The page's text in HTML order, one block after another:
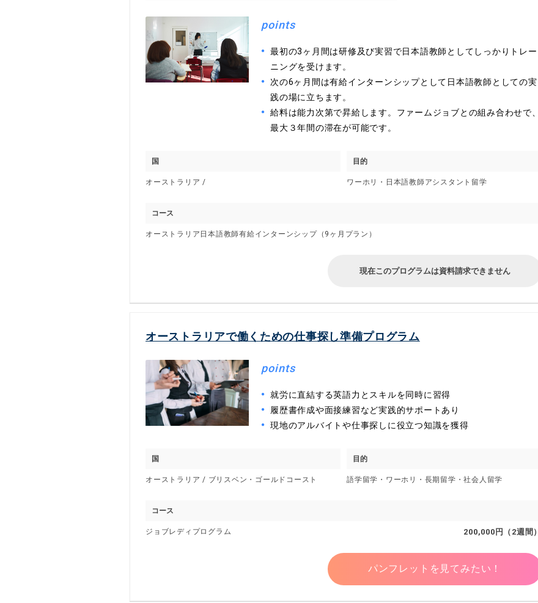
points
最初の3ヶ月間は研修及び実習で日本語教師としてしっかりトレー
ニングを受けます。
次の6ヶ月間は有給インターンシップとして日本語教師としての実
践の場に立ちます。
給料は能力次第で昇給します。ファームジョブとの組み合わせで、
最大３年間の滞在が可能です。
国
オーストラリア /
目的
ワーホリ・日本語教師アシスタント留学
コース
オーストラリア日本語教師有給インターンシップ（9ヶ月プラン）
現在このプログラムは資料請求できません
オーストラリアで働くための仕事探し準備プログラム
points
就労に直結する英語力とスキルを同時に習得
履歴書作成や面接練習など実践的サポートあり
現地のアルバイトや仕事探しに役立つ知識を獲得
国
オーストラリア / ブリスベン・ゴールドコースト
目的
語学留学・ワーホリ・長期留学・社会人留学
コース
ジョブレディプログラム 200,000円（2週間）
パンフレットを見てみたい！